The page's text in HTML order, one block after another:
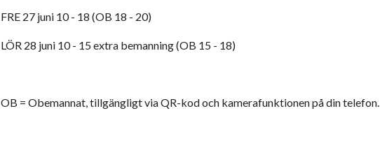
FRE 27 juni 10 - 18 (OB 18 - 20)
LÖR 28 juni 10 - 15 extra bemanning (OB 15 - 18)
OB = Obemannat, tillgängligt via QR-kod och kamerafunktionen på din telefon.